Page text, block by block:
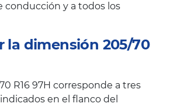
conducción y a todos los
la dimensión 205/70
R16 97H corresponde a tres
en el flanco del